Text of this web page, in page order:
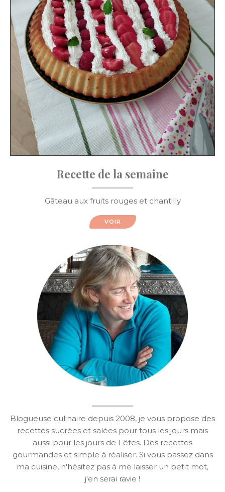
Recette de la semaine
Gâteau aux fruits rouges et chantilly
VOIR
Blogueuse culinaire depuis 2008, je vous propose des
recettes sucrées et salées pour tous les jours mais
aussi pour les jours de Fêtes. Des recettes
gourmandes et simple à réaliser. Si vous passez dans
ma cuisine, n'hésitez pas à me laisser un petit mot,
j'en serai ravie !